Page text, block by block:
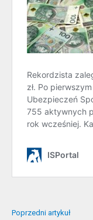
Poprzedni artykuł